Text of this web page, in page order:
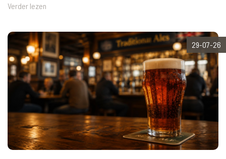
Verder lezen
29-07-26